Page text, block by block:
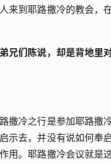
来到耶路撒冷的教会，
兄们陈说，却是背地里
冷之行是参加耶路撒
示去，并没有说如何奉
。耶路撒冷会议就是